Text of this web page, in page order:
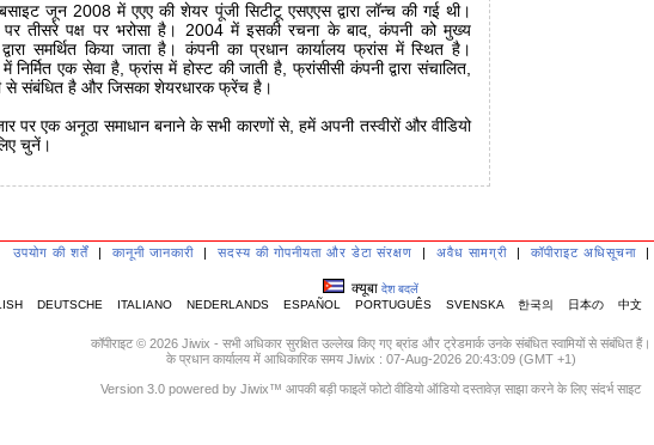
जून 2008 में एएए की शेयर पूंजी सिटीटू एसएएस द्वारा लॉन्च की गई थी।
तीसरे पक्ष पर भरोसा है। 2004 में इसकी रचना के बाद, कंपनी को मुख्य
समर्थित किया जाता है। कंपनी का प्रधान कार्यालय फ्रांस में स्थित है।
निर्मित एक सेवा है, फ्रांस में होस्ट की जाती है, फ्रांसीसी कंपनी द्वारा संचालित,
से संबंधित है और जिसका शेयरधारक फ्रेंच है।
पर एक अनूठा समाधान बनाने के सभी कारणों से, हमें अपनी तस्वीरों और वीडियो
चुनें।
उपयोग की शर्तें | कानूनी जानकारी | सदस्य की गोपनीयता और डेटा संरक्षण | अवैध सामग्री | कॉपीराइट अधिसूचना |
क्यूबा देश बदलें
DEUTSCHE ITALIANO NEDERLANDS ESPAÑOL PORTUGUÊS SVENSKA 한국의 日本の 中文
कॉपीराइट © 2026 Jiwix - सभी अधिकार सुरक्षित उल्लेख किए गए ब्रांड और ट्रेडमार्क उनके संबंधित स्वामियों से संबंधित हैं।
के प्रधान कार्यालय में आधिकारिक समय Jiwix : 07-Aug-2026 20:43:09 (GMT +1)
Version 3.0 powered by Jiwix™ आपकी बड़ी फाइलें फोटो वीडियो ऑडियो दस्तावेज़ साझा करने के लिए संदर्भ साइट